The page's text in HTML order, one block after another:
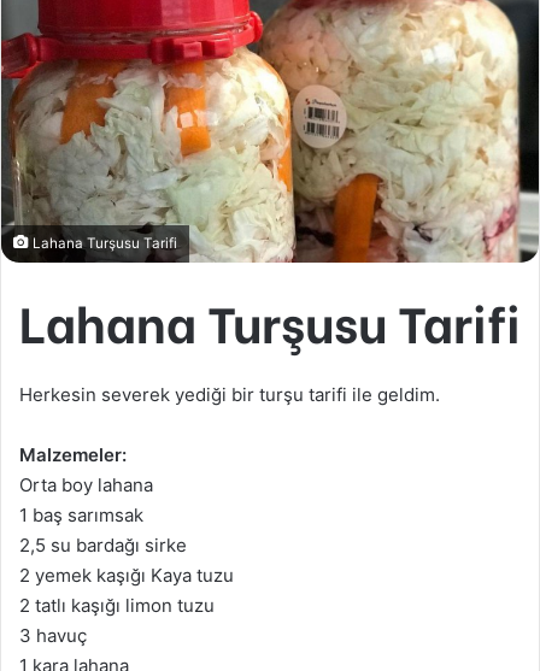
Lahana Turşusu Tarifi
Lahana Turşusu Tarifi
Herkesin severek yediği bir turşu tarifi ile geldim.
Malzemeler:
Orta boy lahana
1 baş sarımsak
2,5 su bardağı sirke
2 yemek kaşığı Kaya tuzu
2 tatlı kaşığı limon tuzu
3 havuç
1 kara lahana